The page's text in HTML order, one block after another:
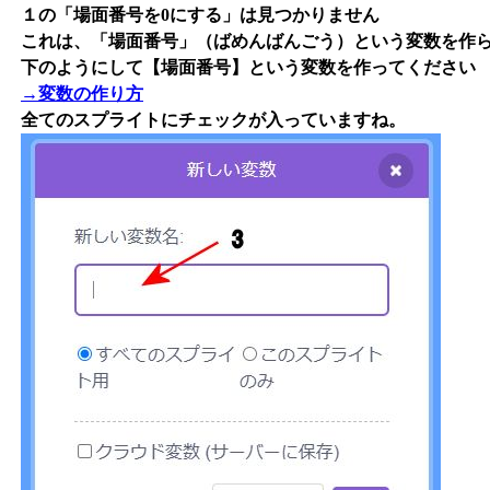
１の「場面番号を0にする」は見つかりません
これは、「場面番号」（ばめんばんごう）という変数を作
下のようにして【場面番号】という変数を作ってください
→変数の作り方
全てのスプライトにチェックが入っていますね。